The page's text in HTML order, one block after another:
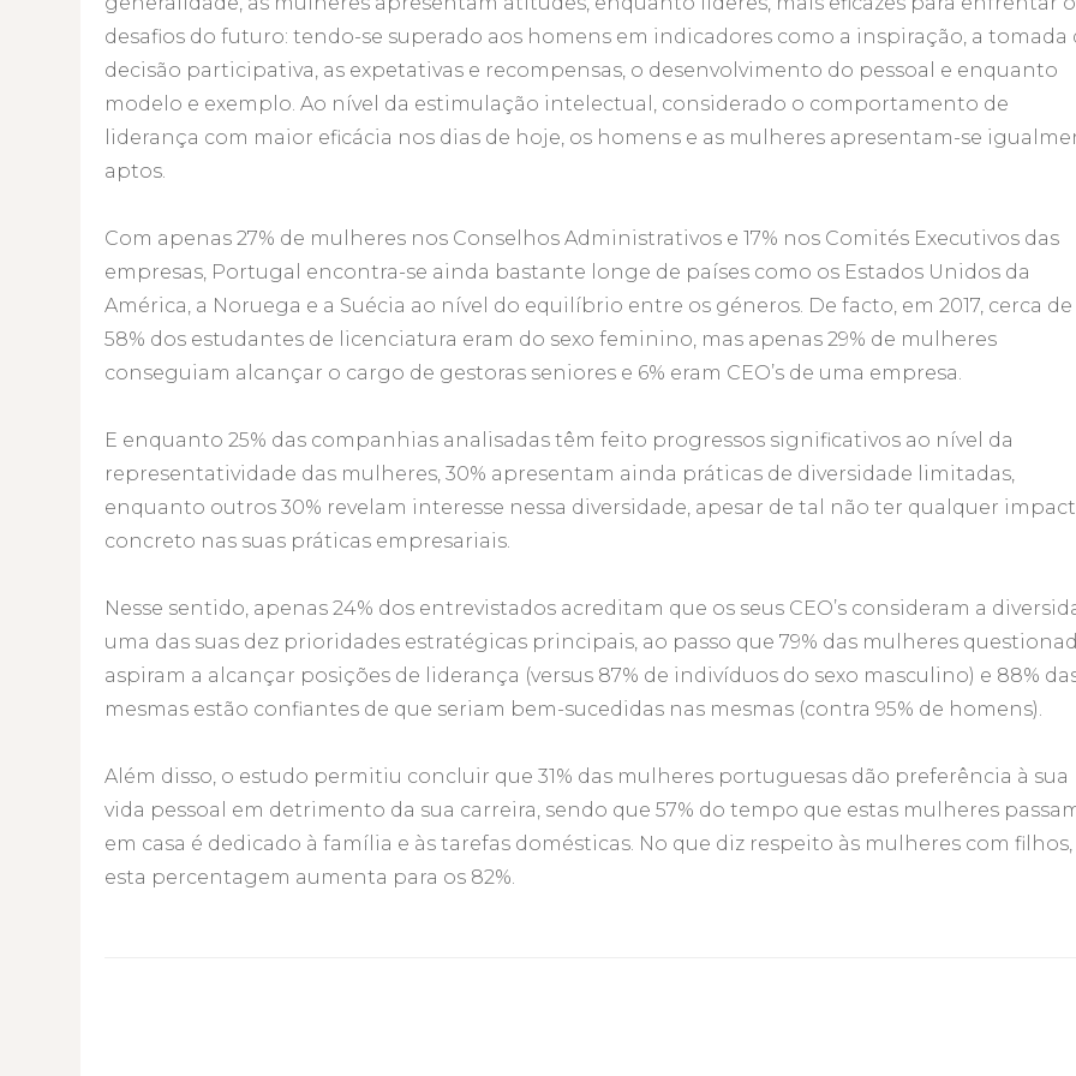
desafios do futuro: tendo-se superado aos homens em indicadores como a inspiração, a tomada
decisão participativa, as expetativas e recompensas, o desenvolvimento do pessoal e enquanto
modelo e exemplo. Ao nível da estimulação intelectual, considerado o comportamento de
liderança com maior eficácia nos dias de hoje, os homens e as mulheres apresentam-se
aptos.
Com apenas 27% de mulheres nos Conselhos Administrativos e 17% nos Comités Executivos das
empresas, Portugal encontra-se ainda bastante longe de países como os Estados Unidos da
América, a Noruega e a Suécia ao nível do equilíbrio entre os géneros. De facto, em 2017, cerca de
58% dos estudantes de licenciatura eram do sexo feminino, mas apenas 29% de mulheres
conseguiam alcançar o cargo de gestoras seniores e 6% eram CEO’s de uma empresa.
E enquanto 25% das companhias analisadas têm feito progressos significativos ao nível da
representatividade das mulheres, 30% apresentam ainda práticas de diversidade limitadas,
enquanto outros 30% revelam interesse nessa diversidade, apesar de tal não ter qualquer
concreto nas suas práticas empresariais.
Nesse sentido, apenas 24% dos entrevistados acreditam que os seus CEO’s consideram a
uma das suas dez prioridades estratégicas principais, ao passo que 79% das mulheres
aspiram a alcançar posições de liderança (versus 87% de indivíduos do sexo masculino) e 88%
mesmas estão confiantes de que seriam bem-sucedidas nas mesmas (contra 95% de homens).
Além disso, o estudo permitiu concluir que 31% das mulheres portuguesas dão preferência à sua
vida pessoal em detrimento da sua carreira, sendo que 57% do tempo que estas mulheres
em casa é dedicado à família e às tarefas domésticas. No que diz respeito às mulheres com filhos,
esta percentagem aumenta para os 82%.